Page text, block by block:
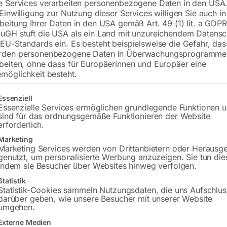
Liefermenge 315 l/min
Betriebsdruck 10 bar
50 l
400 V
ca. 2 - 3 Tage
€1.020,00
Lieferzeit:ca. 2 - 3 Tage
Services verarbeiten personenbezogene Daten in den
zur Nutzung dieser Services willigen Sie auch
Ihrer Daten in den USA gemäß Art. 49 (1) lit. a
stuft die USA als ein Land mit unzureichendem
Standards ein. Es besteht beispielsweise die Gefahr,
personenbezogene Daten in
ohne dass für Europäerinnen und Europäer eine
besteht.
eine Liste der Service-Gruppen, für die eine Einwilligung erteilt
Services ermöglichen grundlegende Funktionen
für das ordnungsgemäße Funktionieren der Website
Services werden von Drittanbietern oder
um personalisierte Werbung anzuzeigen. Sie tun
sie Besucher über Websites hinweg verfolgen.
Cookies sammeln Nutzungsdaten, die uns
geben, wie unsere Besucher mit unserer Website
Medien